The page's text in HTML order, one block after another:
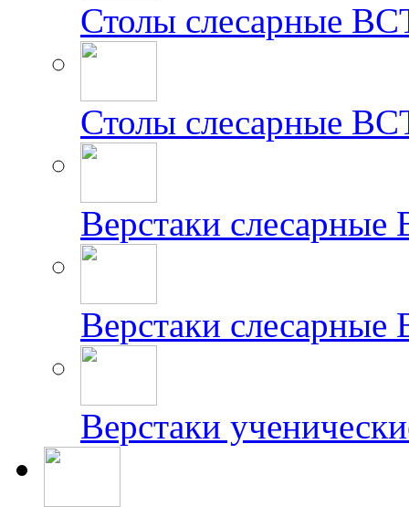
Столы слесарные
Столы слесарные
Верстаки
Верстаки
Верстаки